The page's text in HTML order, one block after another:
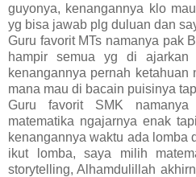
guyonya, kenangannya klo
yg bisa jawab plg duluan dan
Guru favorit MTs namanya pak
hampir semua yg di ajarkan
kenangannya pernah
mana mau di bacain puisinya
Guru favorit SMK
matematika ngajarnya enak
kenangannya waktu ada lomba
ikut lomba, saya milih
storytelling, Alhamdulillah